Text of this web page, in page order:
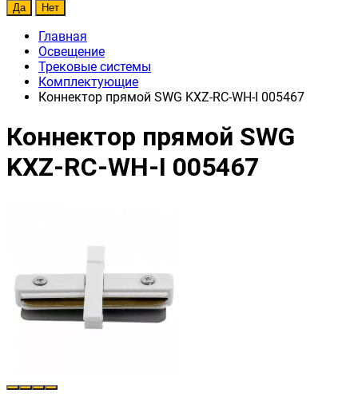
Главная
Освещение
Трековые системы
Комплектующие
Коннектор прямой SWG KXZ-RC-WH-I 005467
Коннектор прямой SWG
KXZ-RC-WH-I 005467